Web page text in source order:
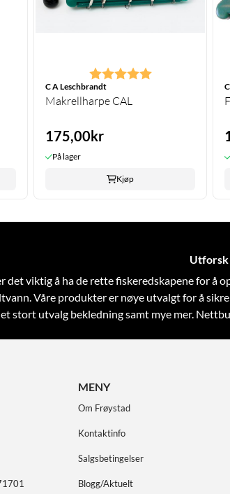
Karakter: 5.0 av 5 mulige
C A Leschbrandt
Makrellharpe CAL
175,00kr
På lager
Kjøp
Utforsk
det viktig å ha de rette fiskeredskapene for
Våre produkter er nøye utvalgt for å
stort utvalg bekledning samt mye mer.
MENY
Om Frøystad
Kontaktinfo
Salgsbetingelser
Blogg/Aktuelt